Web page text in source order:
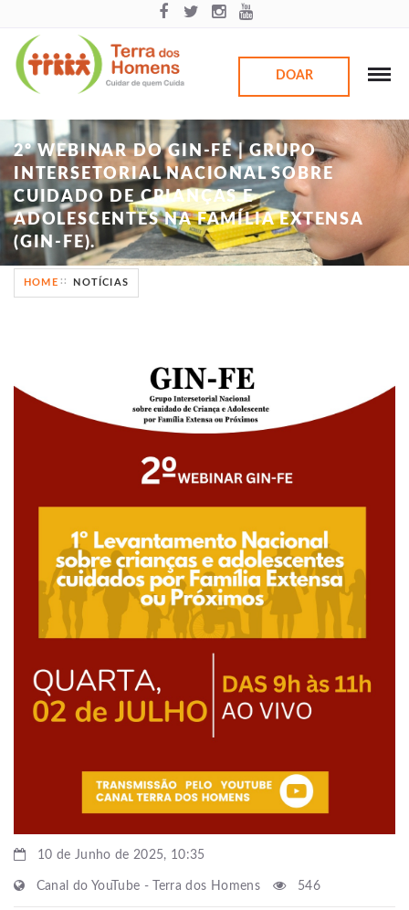
DOAR
2º WEBINAR DO GIN-FE | GRUPO
INTERSETORIAL NACIONAL SOBRE
CUIDADO DE CRIANÇAS E
ADOLESCENTES NA FAMÍLIA EXTENSA
(GIN-FE).
HOME NOTÍCIAS
10 de Junho de 2025, 10:35
Canal do YouTube - Terra dos Homens 546